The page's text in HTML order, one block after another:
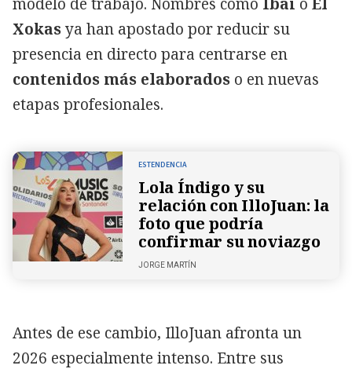
Xokasya han apostado por reducir su
presencia en directo para centrarse en
contenidos más elaborados o en nuevas
etapas profesionales.
ESTENDENCIA
Lola Índigo y su
relación con IlloJuan: la
foto que podría
confirmar su noviazgo
JORGE MARTÍN
Antes de ese cambio, IlloJuan afronta un
2026 especialmente intenso. Entre sus